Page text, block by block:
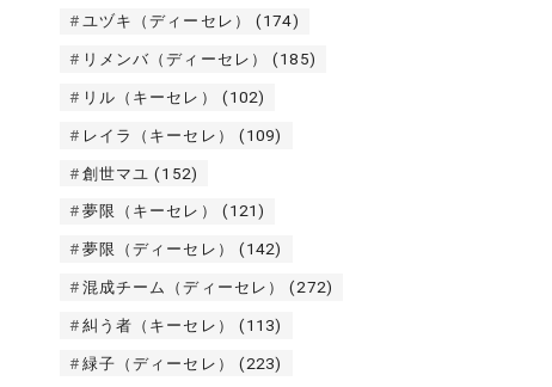
ユヅキ（ディーセレ） (174)
リメンバ（ディーセレ） (185)
リル（キーセレ） (102)
レイラ（キーセレ） (109)
創世マユ (152)
夢限（キーセレ） (121)
夢限（ディーセレ） (142)
混成チーム（ディーセレ） (272)
糾う者（キーセレ） (113)
緑子（ディーセレ） (223)